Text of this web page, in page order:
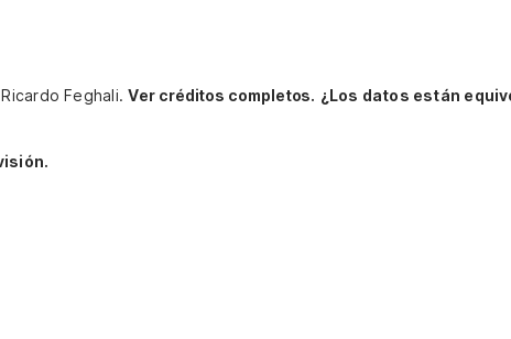
Feghali.Ver créditos completos. ¿Los datos están